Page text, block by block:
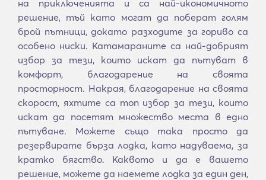
на приключенията и са най-икономичното
решение, тъй като могат да поберат голям
брой пътници, докато разходите за гориво са
особено ниски. Катамараните са най-добрият
избор за тези, които искат да пътуват в
комфорт, благодарение на своята
просторност. Накрая, благодарение на своята
скорост, яхтите са топ избор за тези, които
искат да посетят множество места в едно
пътуване. Можете също така просто да
резервирате бърза лодка, като надуваема, за
кратко бягство. Каквото и да е вашето
решение, можете да наемете лодка за един ден,